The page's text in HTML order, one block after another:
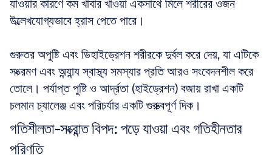
যাওয়ার কারণে কম খাবার খাওয়া একসাথে মিলে শরীরের ওজন
উল্লেখযোগ্যভাবে হ্রাস পেতে পারে।
গুরুতর অপুষ্টি এবং ডিহাইড্রেশন শরীরকে দুর্বল করে দেয়, যা এটিকে
সংক্রমণ এবং অন্যান্য স্বাস্থ্য সমস্যার প্রতি আরও সংবেদনশীল করে
তোলে। পর্যাপ্ত পুষ্টি ও আর্দ্রতা (হাইড্রেশন) বজায় রাখা একটি
চলমান চ্যালেঞ্জ এবং পরিচর্যার একটি গুরুত্বপূর্ণ দিক।
গতিশীলতা-সংক্রান্ত বিপদ: পড়ে যাওয়া এবং গতিহীনতার
পরিণতি